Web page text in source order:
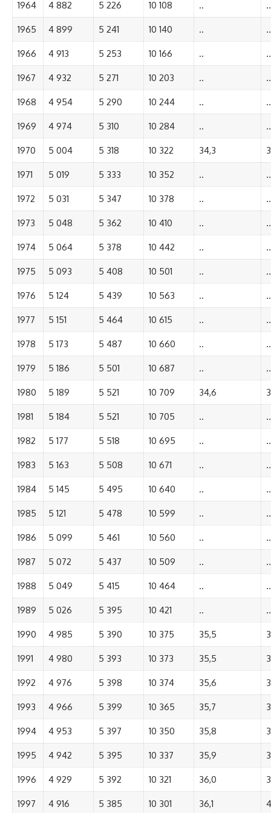
1964 4 882 5 226 10 108 .. ..
1965 4 899 5 241 10 140 .. ..
1966 4 913 5 253 10 166 .. ..
1967 4 932 5 271 10 203 .. ..
1968 4 954 5 290 10 244 .. ..
1969 4 974 5 310 10 284 .. ..
1970 5 004 5 318 10 322 34,3
1971 5 019 5 333 10 352 .. ..
1972 5 031 5 347 10 378 .. ..
1973 5 048 5 362 10 410 .. ..
1974 5 064 5 378 10 442 .. ..
1975 5 093 5 408 10 501 .. ..
1976 5 124 5 439 10 563 .. ..
1977 5 151 5 464 10 615 .. ..
1978 5 173 5 487 10 660 .. ..
1979 5 186 5 501 10 687 .. ..
1980 5 189 5 521 10 709 34,6
1981 5 184 5 521 10 705 .. ..
1982 5 177 5 518 10 695 .. ..
1983 5 163 5 508 10 671 .. ..
1984 5 145 5 495 10 640 .. ..
1985 5 121 5 478 10 599 .. ..
1986 5 099 5 461 10 560 .. ..
1987 5 072 5 437 10 509 .. ..
1988 5 049 5 415 10 464 .. ..
1989 5 026 5 395 10 421 .. ..
1990 4 985 5 390 10 375 35,5
1991 4 980 5 393 10 373 35,5
1992 4 976 5 398 10 374 35,6
1993 4 966 5 399 10 365 35,7
1994 4 953 5 397 10 350 35,8
1995 4 942 5 395 10 337 35,9
1996 4 929 5 392 10 321 36,0
1997 4 916 5 385 10 301 36,1